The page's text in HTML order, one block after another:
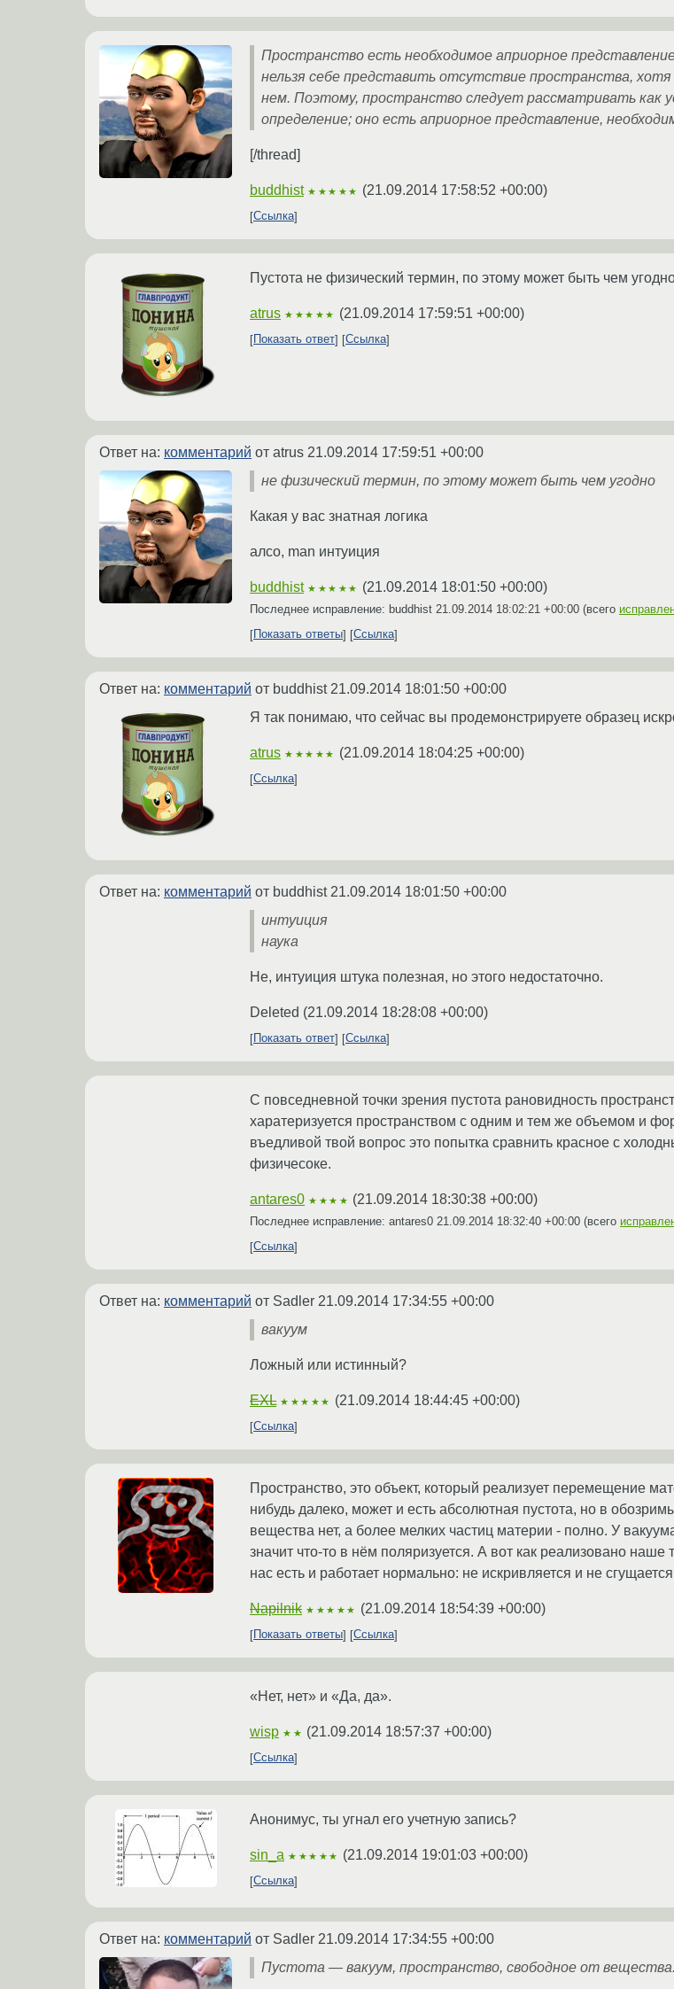
Пространство есть необходимое априорное
нельзя себе представить отсутствие пространства,
нем. Поэтому, пространство следует рассматривать как
определение; оно есть априорное представление,
[/thread]
buddhist ★★★★★ (21.09.2014 17:58:52 +00:00)
Ссылка
Пустота не физический термин, по этому может быть чем
atrus ★★★★★ (21.09.2014 17:59:51 +00:00)
Показать ответ Ссылка
Ответ на: комментарий от atrus 21.09.2014 17:59:51 +00:00
не физический термин, по этому может быть чем угодно
Какая у вас знатная логика
алсо, man интуиция
buddhist ★★★★★ (21.09.2014 18:01:50 +00:00)
Последнее исправление: buddhist 21.09.2014 18:02:21 +00:00 (всего
Показать ответы
Ссылка
Ответ на: комментарий от buddhist 21.09.2014 18:01:50 +00:00
Я так понимаю, что сейчас вы продемонстрируете образец
atrus ★★★★★ (21.09.2014 18:04:25 +00:00)
Ссылка
Ответ на: комментарий от buddhist 21.09.2014 18:01:50 +00:00
интуиция
наука
Не, интуиция штука полезная, но этого недостаточно.
Deleted (21.09.2014 18:28:08 +00:00)
Показать ответ Ссылка
С повседневной точки зрения пустота рановидность
харатеризуется пространством с одним и тем же объемом и
въедливой твой вопрос это попытка сравнить красное с
физичесоке.
antares0 ★★★★ (21.09.2014 18:30:38 +00:00)
Последнее исправление: antares0 21.09.2014 18:32:40 +00:00 (всего
Ссылка
Ответ на: комментарий от Sadler 21.09.2014 17:34:55 +00:00
вакуум
Ложный или истинный?
EXL ★★★★★ (21.09.2014 18:44:45 +00:00)
Ссылка
Пространство, это объект, который реализует перемещение
нибудь далеко, может и есть абсолютная пустота, но в
вещества нет, а более мелких частиц материи - полно. У
значит что-то в нём поляризуется. А вот как реализовано наше
нас есть и работает нормально: не искривляется и не
Napilnik ★★★★★ (21.09.2014 18:54:39 +00:00)
Показать ответы Ссылка
«Нет, нет» и «Да, да».
wisp ★★ (21.09.2014 18:57:37 +00:00)
Ссылка
Анонимус, ты угнал его учетную запись?
sin_a ★★★★★ (21.09.2014 19:01:03 +00:00)
Ссылка
Ответ на: комментарий от Sadler 21.09.2014 17:34:55 +00:00
Пустота — вакуум, пространство, свободное от вещества.